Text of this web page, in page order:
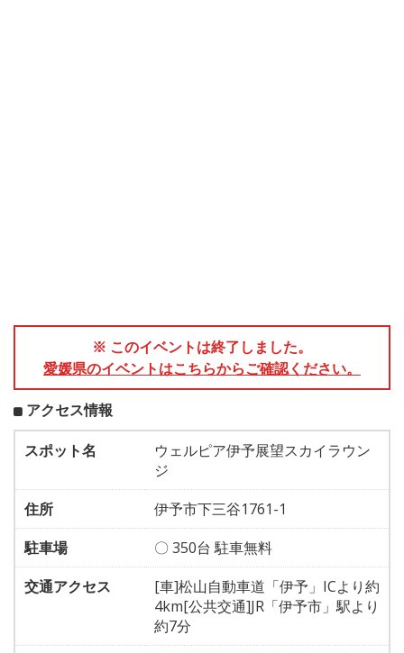
※ このイベントは終了しました。
愛媛県のイベントはこちらからご確認ください。
アクセス情報
スポット名
ウェルピア伊予展望スカイラウン
ジ
住所
伊予市下三谷1761-1
駐車場
〇 350台 駐車無料
交通アクセス
[車]松山自動車道「伊予」ICより約
4km[公共交通]JR「伊予市」駅より
約7分